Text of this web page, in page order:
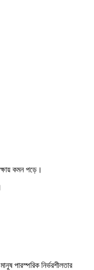
কমন পড়ে।
পারস্পরিক নির্ভরশীলতার